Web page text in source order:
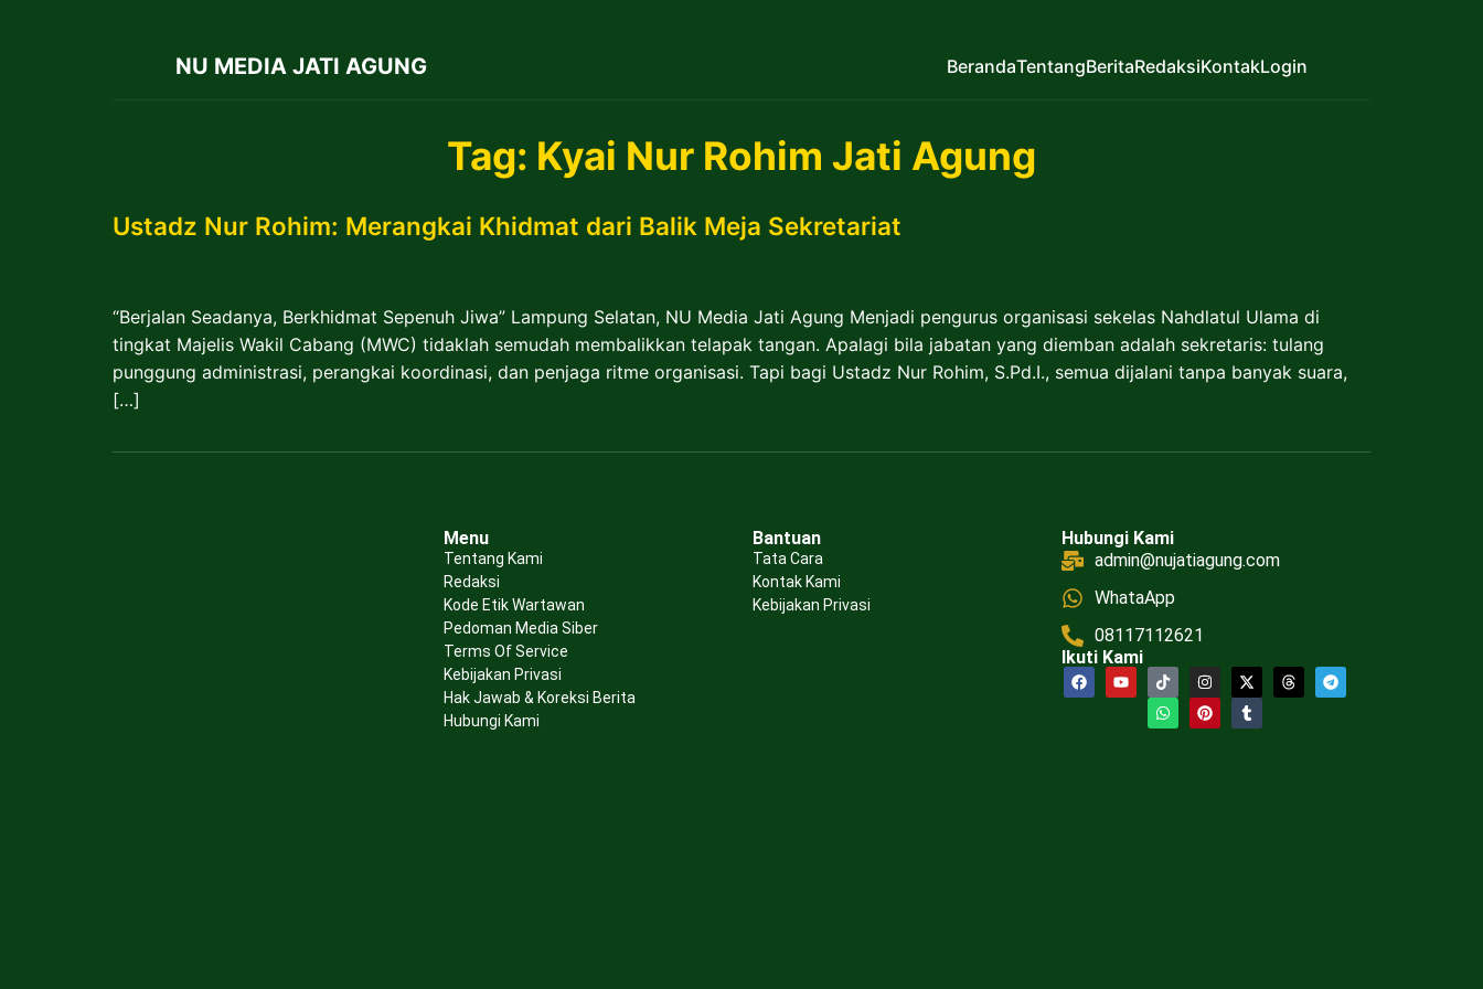
NU MEDIA JATI AGUNG BerandaTentangBeritaRedaksiKontakLogin
Tag: Kyai Nur Rohim Jati Agung
Ustadz Nur Rohim: Merangkai Khidmat dari Balik Meja Sekretariat
“Berjalan Seadanya, Berkhidmat Sepenuh Jiwa” Lampung Selatan, NU Media Jati Agung Menjadi pengurus organisasi sekelas Nahdlatul Ulama di
tingkat Majelis Wakil Cabang (MWC) tidaklah semudah membalikkan telapak tangan. Apalagi bila jabatan yang diemban adalah sekretaris: tulang
punggung administrasi, perangkai koordinasi, dan penjaga ritme organisasi. Tapi bagi Ustadz Nur Rohim, S.Pd.I., semua dijalani tanpa banyak suara,
[…]
Menu
Tentang Kami
Redaksi
Kode Etik Wartawan
Pedoman Media Siber
Terms Of Service
Kebijakan Privasi
Hak Jawab & Koreksi Berita
Hubungi Kami
Bantuan
Tata Cara
Kontak Kami
Kebijakan Privasi
Hubungi Kami
admin@nujatiagung.com
WhataApp
08117112621
Ikuti Kami